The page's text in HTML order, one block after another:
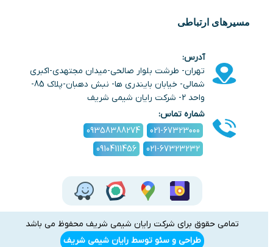
مسیرهای ارتباطی
آدرس:
تهران- طرشت بلوار صالحی-میدان مجتهدی-اکبری
شمالی- خیابان بایندری ها- نبش دهبان-پلاک 85-
واحد 2- شرکت رایان شیمی شریف
شماره تماس:
021-67323000
09358388274
021-67323232
09104111456
تمامی حقوق برای شرکت رایان شیمی شریف محفوظ می باشد
طراحی و سئو توسط رایان شیمی شریف